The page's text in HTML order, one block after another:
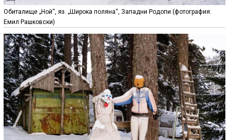
Обиталище „Ной“, яз. „Широка поляна“, Западни Родопи (фотография:
Емил Рашковски)